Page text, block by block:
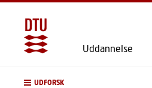
Uddannelse
UDFORSK